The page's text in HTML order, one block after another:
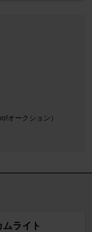
オークション）
ライト